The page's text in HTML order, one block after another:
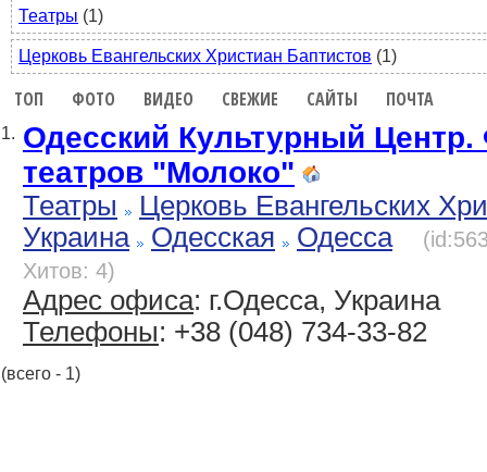
Театры (1)
Церковь Евангельских Христиан Баптистов (1)
ТОП ФОТО ВИДЕО СВЕЖИЕ САЙТЫ ПОЧТА
1. Одесский Культурный Центр.
театров "Молоко"
Театры
Церковь Евангельских
Украина
Одесская Одесса
Хитов: 4)
Адрес офиса: г.Одесса, Украина
Телефоны: +38 (048) 734-33-82
(всего - 1)